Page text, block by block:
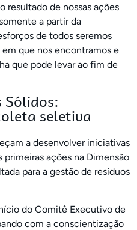
resultado de nossas ações
a partir da
de todos seremos
que nos encontramos e
que pode levar ao fim de
Sólidos:
seletiva
a desenvolver iniciativas
ações na Dimensão
para a gestão de resíduos
do Comitê Executivo de
com a conscientização